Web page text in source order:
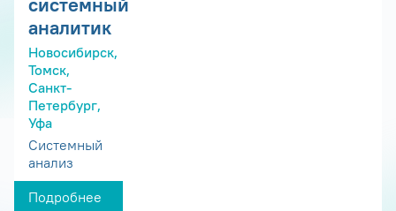
аналитик
Новосибирск,
Томск,
Санкт-
Петербург,
Уфа
Системный
анализ
Подробнее